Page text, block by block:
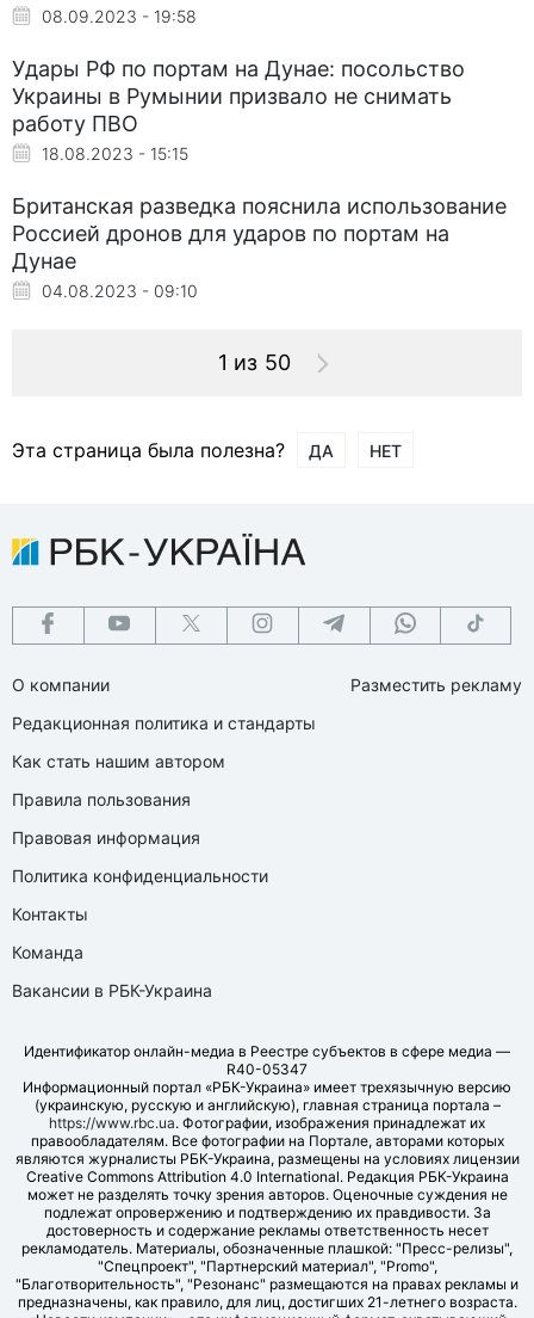
08.09.2023 - 19:58
Удары РФ по портам на Дунае: посольство
Украины в Румынии призвало не снимать
работу ПВО
18.08.2023 - 15:15
Британская разведка пояснила использование
Россией дронов для ударов по портам на
Дунае
04.08.2023 - 09:10
1 из 50
Эта страница была полезна? ДА НЕТ
О компании
Редакционная политика и стандарты
Как стать нашим автором
Правила пользования
Правовая информация
Политика конфиденциальности
Контакты
Команда
Вакансии в РБК-Украина
Разместить рекламу
Идентификатор онлайн-медиа в Реестре субъектов в сфере медиа —
R40-05347
Информационный портал «РБК-Украина» имеет трехязычную версию
(украинскую, русскую и английскую), главная страница портала –
https://www.rbc.ua. Фотографии, изображения принадлежат их
правообладателям. Все фотографии на Портале, авторами которых
являются журналисты РБК-Украина, размещены на условиях лицензии
Creative Commons Attribution 4.0 International. Редакция РБК-Украина
может не разделять точку зрения авторов. Оценочные суждения не
подлежат опровержению и подтверждению их правдивости. За
достоверность и содержание рекламы ответственность несет
рекламодатель. Материалы, обозначенные плашкой: "Пресс-релизы",
"Спецпроект", "Партнерский материал", "Promo",
"Благотворительность", "Резонанс" размещаются на правах рекламы и
предназначены, как правило, для лиц, достигших 21-летнего возраста.